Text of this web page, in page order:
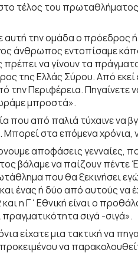
τέλος του πρωταθλήματος
αυτή την ομάδα ο πρόεδρος
άνθρωπος εντοπίσαμε
να γίνουν τα
της Ελλάς Σύρου. Από
την Περιφέρεια. Πηγαίνετε
μπροστά».
που από παλιά τύχαινε να
στα επόμενα χρόνια,
αποφάσεις γενναίες,
βάλαμε να παίζουν πέντε
που θα ξεκινήσει
ένας ή δύο από αυτούς να
η Γ΄Εθνική είναι ο
πραγματικότητα σιγά -σιγά».
είχατε μια τακτική να
να